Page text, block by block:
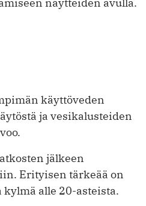
näytteiden avulla.
käyttöveden
ja vesikalusteiden
jälkeen
Erityisen tärkeää on
alle 20-asteista.